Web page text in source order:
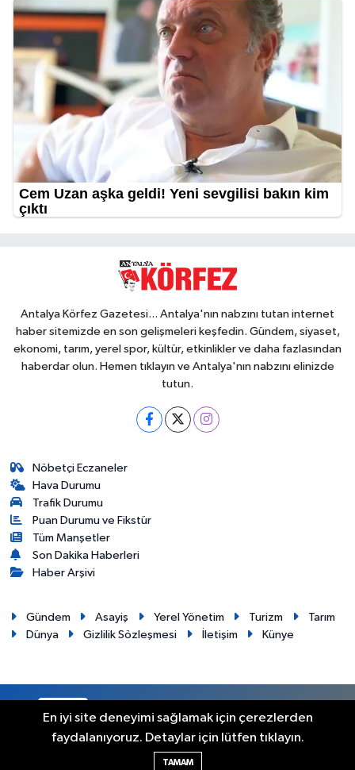
Antalya Körfez Gazetesi... Antalya'nın nabzını tutan internet
haber sitemizde en son gelişmeleri keşfedin. Gündem, siyaset,
ekonomi, tarım, yerel spor, kültür, etkinlikler ve daha fazlasından
haberdar olun. Hemen tıklayın ve Antalya'nın nabzını elinizde
tutun.
Nöbetçi Eczaneler
Hava Durumu
Trafik Durumu
Puan Durumu ve Fikstür
Tüm Manşetler
Son Dakika Haberleri
Haber Arşivi
Gündem Asayiş Yerel Yönetim Turizm
Tarım
Dünya
Gizlilik Sözleşmesi İletişim Künye
RSS Copyright © 2012. Her hakkı saklıdır.
Haber Yazılımı:
En iyi site deneyimi sağlamak için çerezlerden
faydalanıyoruz. Detaylar için lütfen tıklayın.
TAMAM